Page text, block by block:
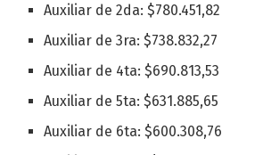
Auxiliar de 2da: $780.451,82
Auxiliar de 3ra: $738.832,27
Auxiliar de 4ta: $690.813,53
Auxiliar de 5ta: $631.885,65
Auxiliar de 6ta: $600.308,76